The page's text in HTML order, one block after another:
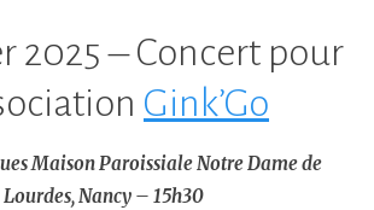
2025 – Concert pour
Gink’Go
Maison Paroissiale Notre Dame de
Lourdes, Nancy – 15h30